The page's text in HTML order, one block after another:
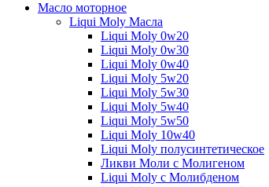
Масло моторное
Liqui Moly Масла
Liqui Moly 0w20
Liqui Moly 0w30
Liqui Moly 0w40
Liqui Moly 5w20
Liqui Moly 5w30
Liqui Moly 5w40
Liqui Moly 5w50
Liqui Moly 10w40
Liqui Moly полусинтетическое
Ликви Моли с Молигеном
Liqui Moly с Молибденом